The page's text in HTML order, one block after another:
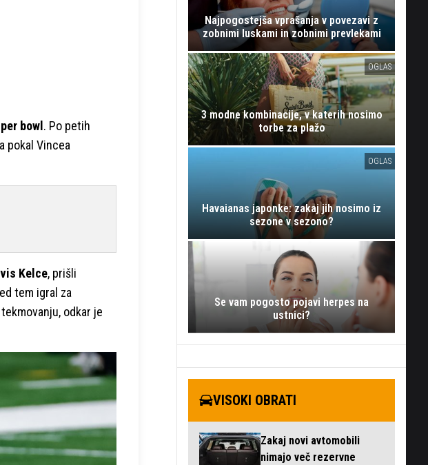
bowl. Po petih
pokal Vincea
Kelce, prišli
tem igral za
odkar je
Najpogostejša vprašanja v povezavi z
zobnimi luskami in zobnimi prevlekami
OGLAS
3 modne kombinacije, v katerih nosimo
torbe za plažo
OGLAS
Havaianas japonke: zakaj jih nosimo iz
sezone v sezono?
Se vam pogosto pojavi herpes na
ustnici?
VISOKI OBRATI
Zakaj novi avtomobili
nimajo več rezervne